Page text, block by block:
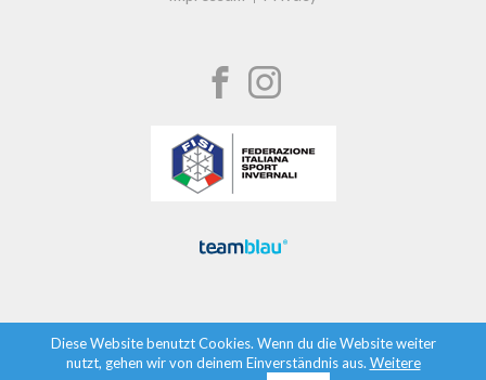
Diese Website benutzt Cookies. Wenn du die Website weiter
nutzt, gehen wir von deinem Einverständnis aus. Weitere